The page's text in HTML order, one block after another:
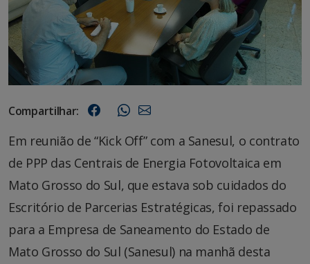
Compartilhar:
Em reunião de “Kick Off” com a Sanesul, o contrato
de PPP das Centrais de Energia Fotovoltaica em
Mato Grosso do Sul, que estava sob cuidados do
Escritório de Parcerias Estratégicas, foi repassado
para a Empresa de Saneamento do Estado de
Mato Grosso do Sul (Sanesul) na manhã desta